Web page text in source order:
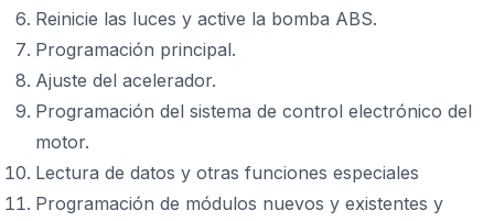
Reinicie las luces y active la bomba ABS.
Programación principal.
Ajuste del acelerador.
Programación del sistema de control electrónico del
motor.
Lectura de datos y otras funciones especiales
Programación de módulos nuevos y existentes y